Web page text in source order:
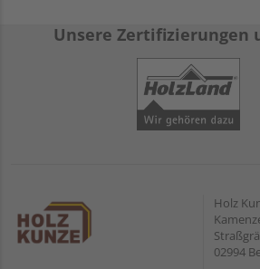
Unsere Zertifizierungen
Holz
02994